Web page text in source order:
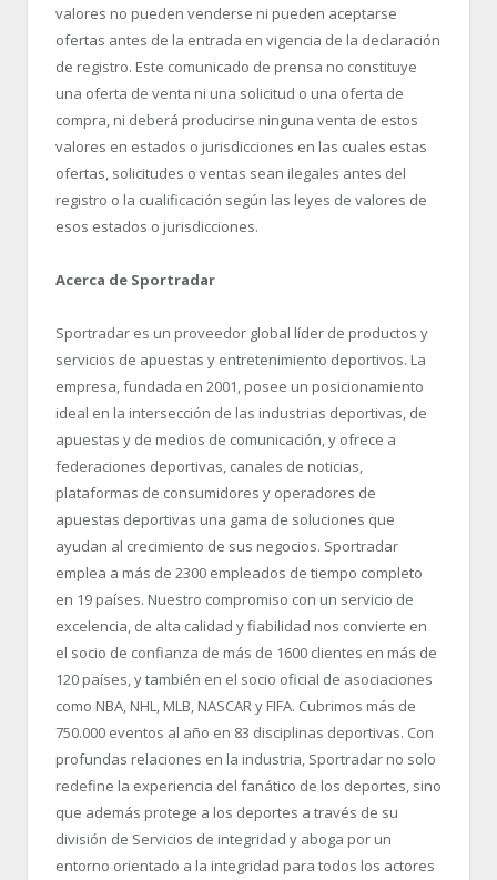
valores no pueden venderse ni pueden aceptarse
ofertas antes de la entrada en vigencia de la declaración
de registro. Este comunicado de prensa no constituye
una oferta de venta ni una solicitud o una oferta de
compra, ni deberá producirse ninguna venta de estos
valores en estados o jurisdicciones en las cuales estas
ofertas, solicitudes o ventas sean ilegales antes del
registro o la cualificación según las leyes de valores de
esos estados o jurisdicciones.
Acerca de Sportradar
Sportradar es un proveedor global líder de productos y
servicios de apuestas y entretenimiento deportivos. La
empresa, fundada en 2001, posee un posicionamiento
ideal en la intersección de las industrias deportivas, de
apuestas y de medios de comunicación, y ofrece a
federaciones deportivas, canales de noticias,
plataformas de consumidores y operadores de
apuestas deportivas una gama de soluciones que
ayudan al crecimiento de sus negocios. Sportradar
emplea a más de 2300 empleados de tiempo completo
en 19 países. Nuestro compromiso con un servicio de
excelencia, de alta calidad y fiabilidad nos convierte en
el socio de confianza de más de 1600 clientes en más de
120 países, y también en el socio oficial de asociaciones
como NBA, NHL, MLB, NASCAR y FIFA. Cubrimos más de
750.000 eventos al año en 83 disciplinas deportivas. Con
profundas relaciones en la industria, Sportradar no solo
redefine la experiencia del fanático de los deportes, sino
que además protege a los deportes a través de su
división de Servicios de integridad y aboga por un
entorno orientado a la integridad para todos los actores